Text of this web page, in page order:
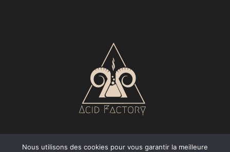
Nous utilisons des cookies pour vous garantir la meilleure